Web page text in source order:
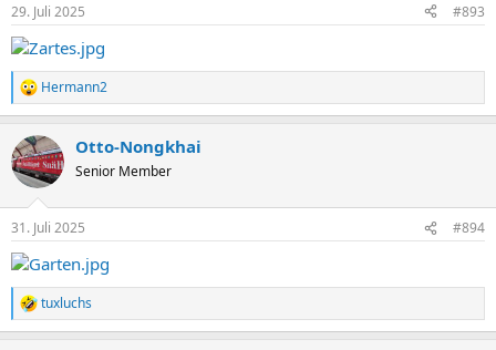
29. Juli 2025 #893
R
e
k
t
i
n
e
n
:
Hermann2
Otto-Nongkhai
Senior Member
31. Juli 2025 #894
R
e
tuxluchs